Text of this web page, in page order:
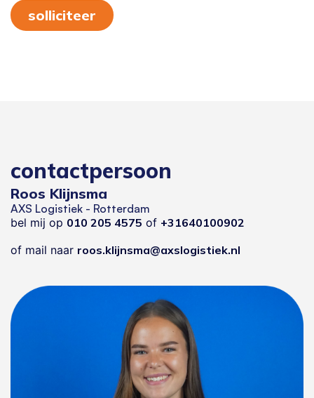
solliciteer
contactpersoon
Roos Klijnsma
AXS Logistiek - Rotterdam
bel mij op 010 205 4575 of +31640100902
of mail naar roos.klijnsma@axslogistiek.nl